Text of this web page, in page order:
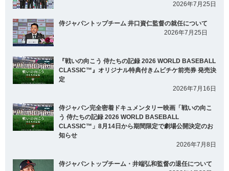
2026年7月25日
侍ジャパントップチーム 井口資仁監督の就任について
2026年7月25日
『戦いの向こう 侍たちの記録 2026 WORLD BASEBALL
CLASSIC™』オリジナル特典付きムビチケ前売券 発売決
定
2026年7月16日
侍ジャパン完全密着ドキュメンタリー映画「戦いの向こ
う 侍たちの記録 2026 WORLD BASEBALL
CLASSIC™」8月14日から期間限定で劇場公開決定のお
知らせ
2026年7月8日
侍ジャパントップチーム・井端弘和監督の退任について